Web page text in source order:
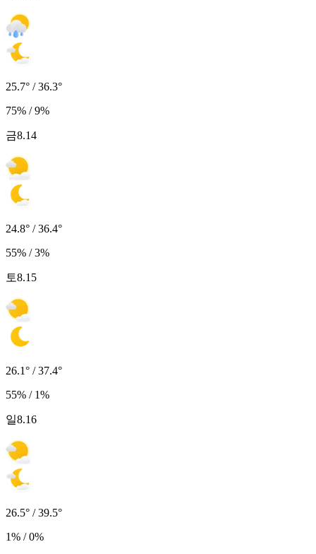
25.7° / 36.3°
75% / 9%
금8.14
24.8° / 36.4°
55% / 3%
토8.15
26.1° / 37.4°
55% / 1%
일8.16
26.5° / 39.5°
1% / 0%